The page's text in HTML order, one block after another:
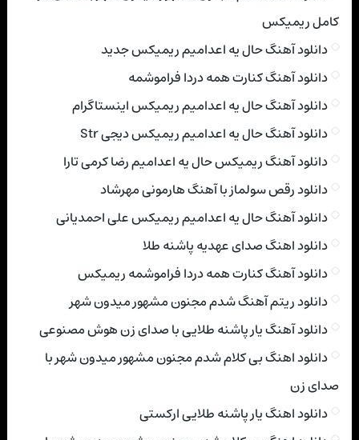
کامل ریمیکس
دانلود آهنگ حال یه اعدامیم ریمیکس جدید
دانلود آهنگ کنارت همه دردا فراموشمه
دانلود آهنگ حال یه اعدامیم ریمیکس اینستاگرام
دانلود آهنگ حال یه اعدامیم ریمیکس دیجی Str
دانلود آهنگ ریمیکس حال یه اعدامیم رضا کرمی تارا
دانلود رقص سولماز با آهنگ هارمونی مهرشاد
دانلود آهنگ حال یه اعدامیم ریمیکس علی احمدیانی
دانلود اهنگ صدای عهدیه پاشنه طلا
دانلود آهنگ کنارت همه دردا فراموشمه ریمیکس
دانلود ریتم آهنگ شدم مجنون مشهور میدون شهر
دانلود آهنگ یار پاشنه طلایی با صدای زن هوش مصنوعی
دانلود اهنگ بی کلام شدم مجنون مشهور میدون شهر با
صدای زن
دانلود اهنگ یار پاشنه طلایی ارکستی